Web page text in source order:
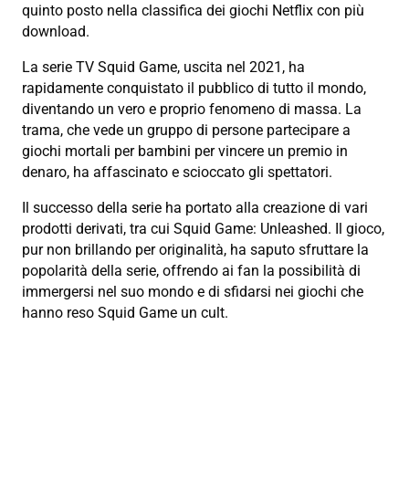
quinto posto nella classifica dei giochi Netflix con più
download.
La serie TV Squid Game, uscita nel 2021, ha
rapidamente conquistato il pubblico di tutto il mondo,
diventando un vero e proprio fenomeno di massa. La
trama, che vede un gruppo di persone partecipare a
giochi mortali per bambini per vincere un premio in
denaro, ha affascinato e scioccato gli spettatori.
Il successo della serie ha portato alla creazione di vari
prodotti derivati, tra cui Squid Game: Unleashed. Il gioco,
pur non brillando per originalità, ha saputo sfruttare la
popolarità della serie, offrendo ai fan la possibilità di
immergersi nel suo mondo e di sfidarsi nei giochi che
hanno reso Squid Game un cult.